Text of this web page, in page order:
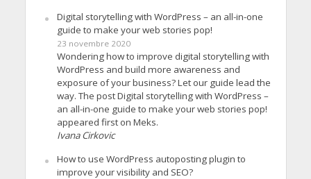
Digital storytelling with WordPress – an all-in-one
guide to make your web stories pop!
23 novembre 2020
Wondering how to improve digital storytelling with
WordPress and build more awareness and
exposure of your business? Let our guide lead the
way. The post Digital storytelling with WordPress –
an all-in-one guide to make your web stories pop!
appeared first on Meks.
Ivana Cirkovic
How to use WordPress autoposting plugin to
improve your visibility and SEO?